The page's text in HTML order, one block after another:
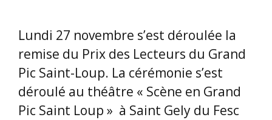
Lundi 27 novembre s’est déroulée la
remise du Prix des Lecteurs du Grand
Pic Saint-Loup. La cérémonie s’est
déroulé au théâtre « Scène en Grand
Pic Saint Loup » à Saint Gely du Fesc